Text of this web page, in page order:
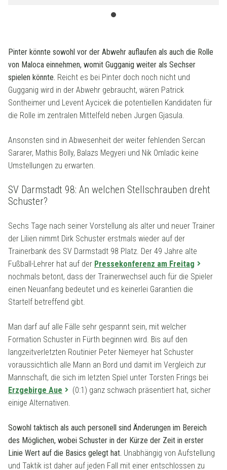
Pinter könnte sowohl vor der Abwehr auflaufen als auch die Rolle
von Maloca einnehmen, womit Gugganig weiter als Sechser
spielen könnte. Reicht es bei Pinter doch noch nicht und
Gugganig wird in der Abwehr gebraucht, wären Patrick
Sontheimer und Levent Aycicek die potentiellen Kandidaten für
die Rolle im zentralen Mittelfeld neben Jurgen Gjasula.
Ansonsten sind in Abwesenheit der weiter fehlenden Sercan
Sararer, Mathis Bolly, Balazs Megyeri und Nik Omladic keine
Umstellungen zu erwarten.
SV Darmstadt 98: An welchen Stellschrauben dreht
Schuster?
Sechs Tage nach seiner Vorstellung als alter und neuer Trainer
der Lilien nimmt Dirk Schuster erstmals wieder auf der
Trainerbank des SV Darmstadt 98 Platz. Der 49 Jahre alte
Fußball-Lehrer hat auf der Pressekonferenz am Freitag
nochmals betont, dass der Trainerwechsel auch für die Spieler
einen Neuanfang bedeutet und es keinerlei Garantien die
Startelf betreffend gibt.
Man darf auf alle Fälle sehr gespannt sein, mit welcher
Formation Schuster in Fürth beginnen wird. Bis auf den
langzeitverletzten Routinier Peter Niemeyer hat Schuster
voraussichtlich alle Mann an Bord und damit im Vergleich zur
Mannschaft, die sich im letzten Spiel unter Torsten Frings bei
Erzgebirge Aue
(0:1) ganz schwach präsentiert hat, sicher
einige Alternativen.
Sowohl taktisch als auch personell sind Änderungen im Bereich
des Möglichen, wobei Schuster in der Kürze der Zeit in erster
Linie Wert auf die Basics gelegt hat. Unabhängig von Aufstellung
und Taktik ist daher auf jeden Fall mit einer entschlossen zu